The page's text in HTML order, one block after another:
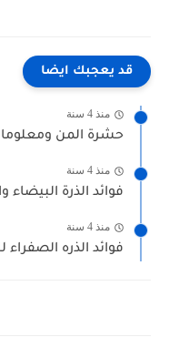
قد يعجبك ايضا
منذ 4 سنة
حشرة المن
منذ 4 سنة
فوائد الذرة البيضاء
منذ 4 سنة
فوائد الذره الصفراء